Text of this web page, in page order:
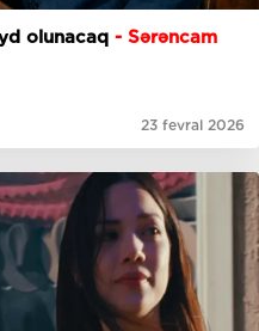
olunacaq - Sərəncam
23 fevral 2026